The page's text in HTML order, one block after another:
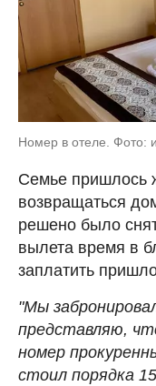
Номер в отеле. Фото:
Семье пришлось
возвращаться
решено было
вылета время в
заплатить
"Мы
представляю,
номер
стоил порядка